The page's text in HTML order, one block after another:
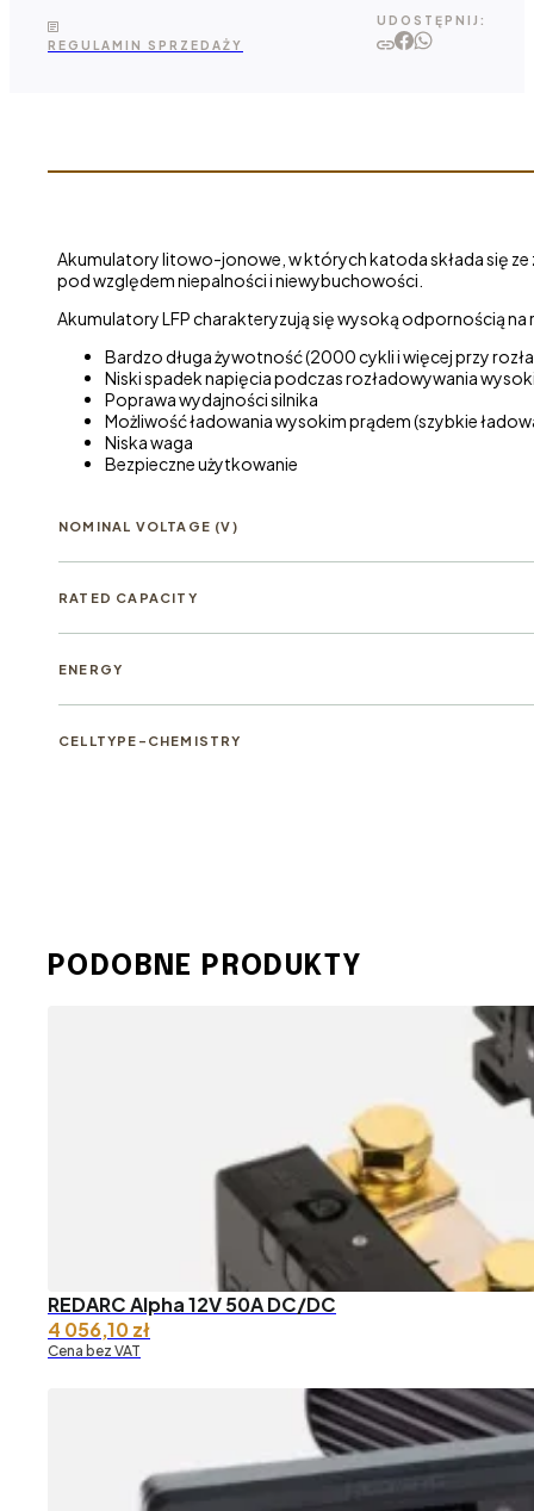
LiFePO4
12
REGULAMIN SPRZEDAŻY
UDOSTĘPNIJ:
Akumulatory litowo-jonowe, w których katoda składa się ze
pod względem niepalności i niewybuchowości.
Akumulatory LFP charakteryzują się wysoką odpornością
Bardzo długa żywotność (2000 cykli i więcej przy
Niski spadek napięcia podczas rozładowywania
Poprawa wydajności silnika
Możliwość ładowania wysokim prądem (szybkie
Niska waga
Bezpieczne użytkowanie
NOMINAL VOLTAGE (V)
RATED CAPACITY
ENERGY
CELLTYPE-CHEMISTRY
PODOBNE PRODUKTY
REDARC Alpha 12V 50A DC/DC
4 056,10zł
Cena bez VAT